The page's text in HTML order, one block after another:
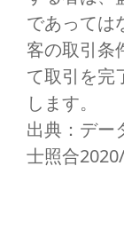
であっては
客の取引条
て取引を完
します。
出典：デー
士照合